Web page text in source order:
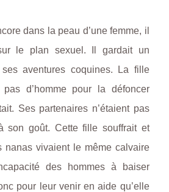
dans la peau d’une femme, il
le plan sexuel. Il gardait un
aventures coquines. La fille
d’homme pour la défoncer
Ses partenaires n’étaient pas
son goût. Cette fille souffrait et
nanas vivaient le même calvaire
des hommes à baiser
pour leur venir en aide qu’elle